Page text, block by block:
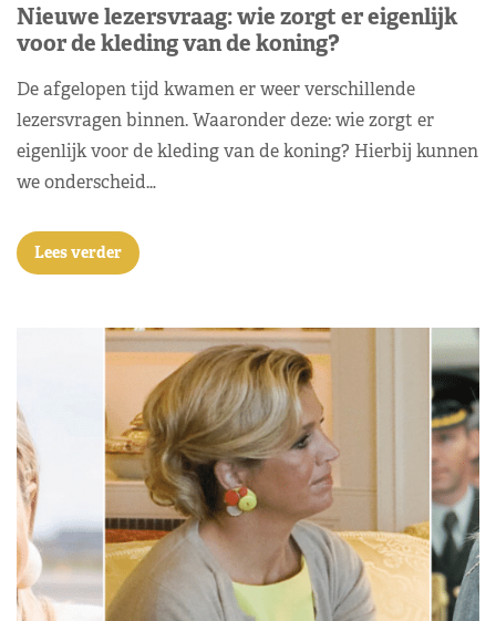
Nieuwe lezersvraag: wie zorgt er eigenlijk
voor de kleding van de koning?
De afgelopen tijd kwamen er weer verschillende
lezersvragen binnen. Waaronder deze: wie zorgt er
eigenlijk voor de kleding van de koning? Hierbij kunnen
we onderscheid…
Lees verder